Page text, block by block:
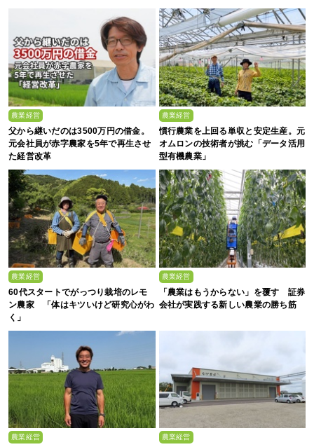
農業経営
父から継いだのは3500万円の借金。
元会社員が赤字農家を5年で再生させ
た経営改革
農業経営
慣行農業を上回る単収と安定生産。元
オムロンの技術者が挑む「データ活用
型有機農業」
農業経営
60代スタートでがっつり栽培のレモ
ン農家 「体はキツいけど研究心がわ
く」
農業経営
「農業はもうからない」を覆す 証券
会社が実践する新しい農業の勝ち筋
農業経営 農業経営